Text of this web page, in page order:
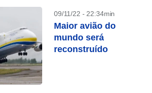
09/11/22 - 22:34min
Maior avião do
mundo será
reconstruído